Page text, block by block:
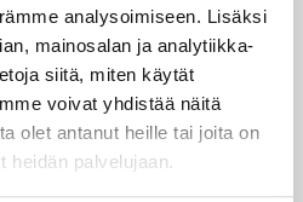
analysoimiseen. Lisäksi
mainosalan ja analytiikka-
siitä, miten käytät
voivat yhdistää näitä
olet antanut heille tai joita on
heidän palvelujaan.
aloittamaan
jälkeen.